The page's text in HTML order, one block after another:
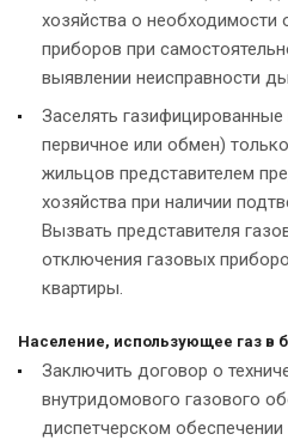
хозяйства о необходимости
приборов при
выявлении неисправности
Заселять газифицированные
первичное или обмен)
жильцов представителем
хозяйства при наличии
Вызвать представителя
отключения газовых
квартиры.
Население, использующее газ в
Заключить договор о
внутридомового газового
диспетчерском